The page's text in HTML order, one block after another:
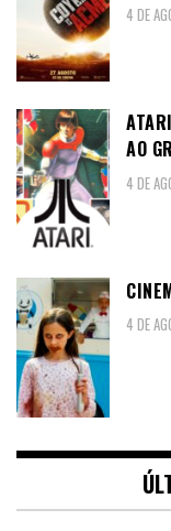
4 DE
AO
4 DE
4 DE